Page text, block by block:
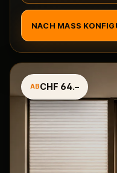
NACH MASS
ABCHF 64.–